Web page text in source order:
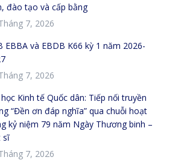
đào tạo và cấp bằng
7, 2026
EBBA và EBDB K66 kỳ 1 năm 2026-
7, 2026
Kinh tế Quốc dân: Tiếp nối truyền
“Đền ơn đáp nghĩa” qua chuỗi hoạt
kỷ niệm 79 năm Ngày Thương binh –
sĩ
7, 2026